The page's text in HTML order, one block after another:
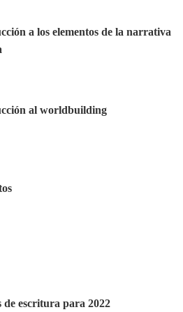
a los elementos de la narrativa
al worldbuilding
de escritura para 2022